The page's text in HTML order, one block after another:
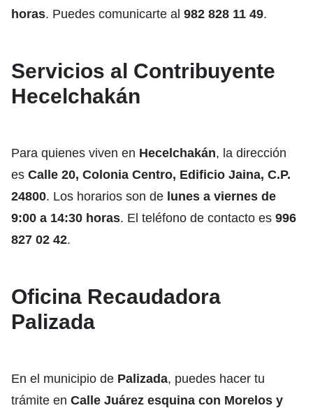
horas. Puedes comunicarte al 982 828 11 49.
Servicios al Contribuyente
Hecelchakán
Para quienes viven en Hecelchakán, la dirección
es Calle 20, Colonia Centro, Edificio Jaina, C.P.
24800. Los horarios son de lunes a viernes de
9:00 a 14:30 horas. El teléfono de contacto es 996
827 02 42.
Oficina Recaudadora
Palizada
En el municipio de Palizada, puedes hacer tu
trámite en Calle Juárez esquina con Morelos y